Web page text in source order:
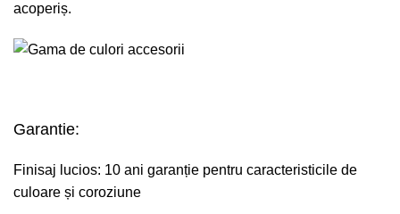
acoperiș.
Garantie:
Finisaj lucios: 10 ani garanție pentru caracteristicile de
culoare și coroziune